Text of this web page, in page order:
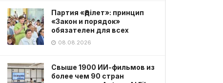
Партия «Әділет»: принцип
«Закон и порядок»
обязателен для всех
08.08.2026
Свыше 1900 ИИ-фильмов из
более чем 90 стран